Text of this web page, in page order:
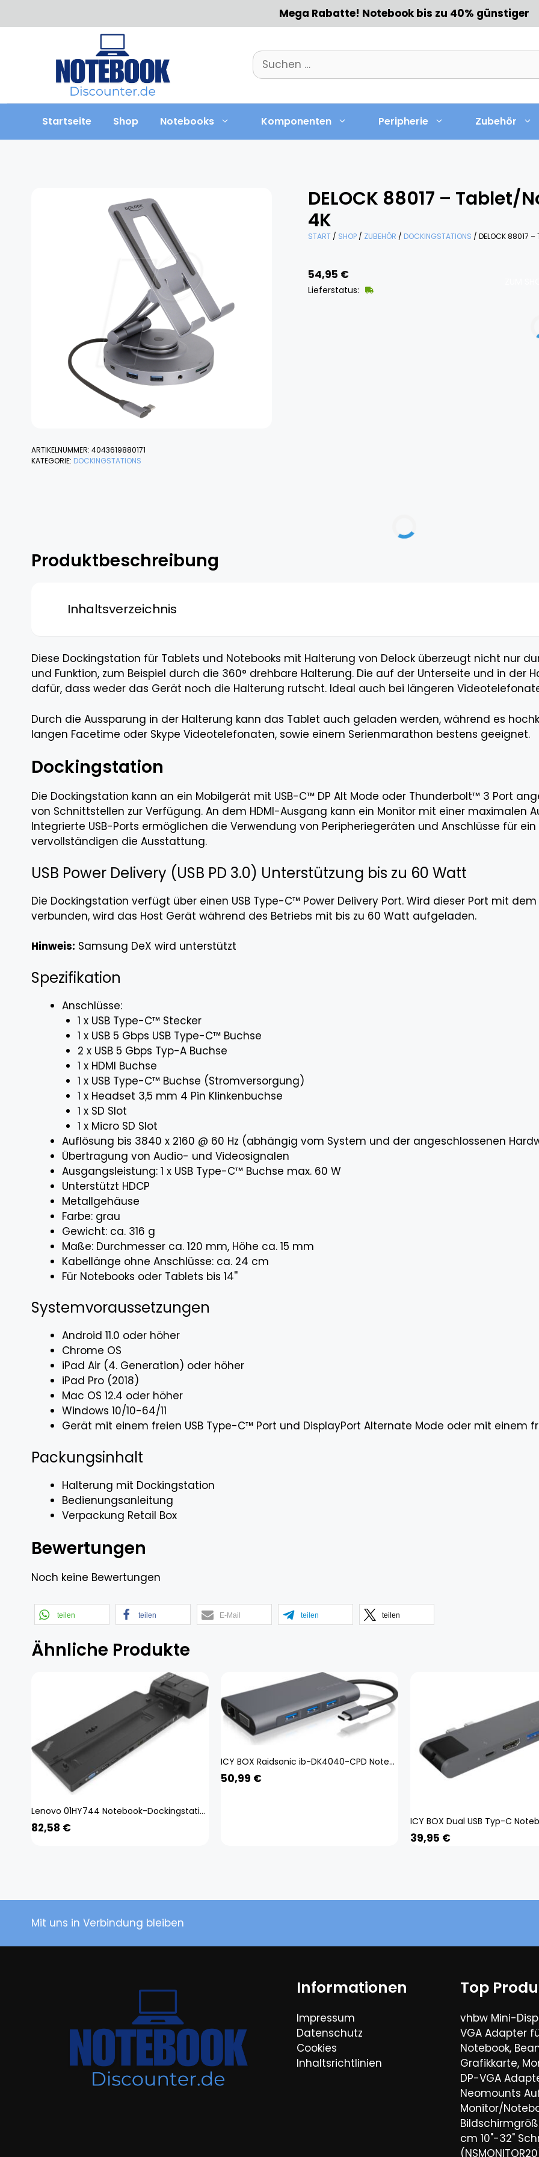
Mega Rabatte! Notebook bis zu 40% günstiger
Suchen
nach:
Startseite Shop Notebooks Komponenten Peripherie Zubehör
ARTIKELNUMMER: 4043619880171
KATEGORIE: DOCKINGSTATIONS
DELOCK 88017 –
4K
START / SHOP / ZUBEHÖR / DOCKINGSTATIONS / DELOCK 88017 –
54,95 €
Lieferstatus:
Produktbeschreibung
Inhaltsverzeichnis
Diese Dockingstation für Tablets und Notebooks mit Halterung von Delock überzeugt nicht nur
und Funktion, zum Beispiel durch die 360° drehbare Halterung. Die auf der Unterseite und in
dafür, dass weder das Gerät noch die Halterung rutscht. Ideal auch bei längeren
Durch die Aussparung in der Halterung kann das Tablet auch geladen werden, während es
langen Facetime oder Skype Videotelefonaten, sowie einem Serienmarathon bestens geeignet.
Dockingstation
Die Dockingstation kann an ein Mobilgerät mit USB-C™ DP Alt Mode oder Thunderbolt™ 3 Port
von Schnittstellen zur Verfügung. An dem HDMI-Ausgang kann ein Monitor mit einer maximalen
Integrierte USB-Ports ermöglichen die Verwendung von Peripheriegeräten und Anschlüsse für
vervollständigen die Ausstattung.
USB Power Delivery (USB PD 3.0) Unterstützung bis zu 60 Watt
Die Dockingstation verfügt über einen USB Type-C™ Power Delivery Port. Wird dieser Port mit
verbunden, wird das Host Gerät während des Betriebs mit bis zu 60 Watt aufgeladen.
Hinweis: Samsung DeX wird unterstützt
Spezifikation
Anschlüsse:
1 x USB Type-C™ Stecker
1 x USB 5 Gbps USB Type-C™ Buchse
2 x USB 5 Gbps Typ-A Buchse
1 x HDMI Buchse
1 x USB Type-C™ Buchse (Stromversorgung)
1 x Headset 3,5 mm 4 Pin Klinkenbuchse
1 x SD Slot
1 x Micro SD Slot
Auflösung bis 3840 x 2160 @ 60 Hz (abhängig vom System und der angeschlossenen
Übertragung von Audio- und Videosignalen
Ausgangsleistung: 1 x USB Type-C™ Buchse max. 60 W
Unterstützt HDCP
Metallgehäuse
Farbe: grau
Gewicht: ca. 316 g
Maße: Durchmesser ca. 120 mm, Höhe ca. 15 mm
Kabellänge ohne Anschlüsse: ca. 24 cm
Für Notebooks oder Tablets bis 14''
Systemvoraussetzungen
Android 11.0 oder höher
Chrome OS
iPad Air (4. Generation) oder höher
iPad Pro (2018)
Mac OS 12.4 oder höher
Windows 10/10-64/11
Gerät mit einem freien USB Type-C™ Port und DisplayPort Alternate Mode oder mit einem
Packungsinhalt
Halterung mit Dockingstation
Bedienungsanleitung
Verpackung Retail Box
Bewertungen
Noch keine Bewertungen
teilen teilen E-Mail teilen teilen
Ähnliche Produkte
Lenovo 01HY744 Notebook-Dockingstation & Portreplikator Andocken Schwarz (01HY744)
82,58 €
ICY BOX Raidsonic ib-DK4040-CPD Notebook Dockingstation
50,99 €
39,95 €
Mit uns in Verbindung bleiben
Informationen
Impressum
Datenschutz
Cookies
Inhaltsrichtlinien
Top
vhbw Mini-
VGA Adapter
Notebook,
Grafikkarte,
DP-VGA
Neomounts
Monitor/
cm 10"-32"